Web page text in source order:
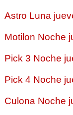
Astro Luna
Motilon Noche
Pick 3 Noche
Pick 4 Noche
Culona Noche